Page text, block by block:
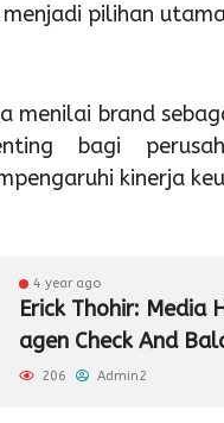
pilihan
menilai brand
bagi
kinerja
4 year ago
Erick Thohir: Media
agen Check And
206 Admin2